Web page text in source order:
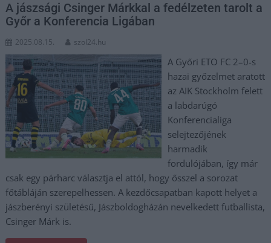
A jászsági Csinger Márkkal a fedélzeten tarolt a
Győr a Konferencia Ligában
2025.08.15. szol24.hu
A Győri ETO FC 2–0-s
hazai győzelmet aratott
az AIK Stockholm felett
a labdarúgó
Konferencialiga
selejtezőjének
harmadik
fordulójában, így már
csak egy párharc választja el attól, hogy ősszel a sorozat
főtábláján szerepelhessen. A kezdőcsapatban kapott helyet a
jászberényi születésű, Jászboldogházán nevelkedett futballista,
Csinger Márk is.